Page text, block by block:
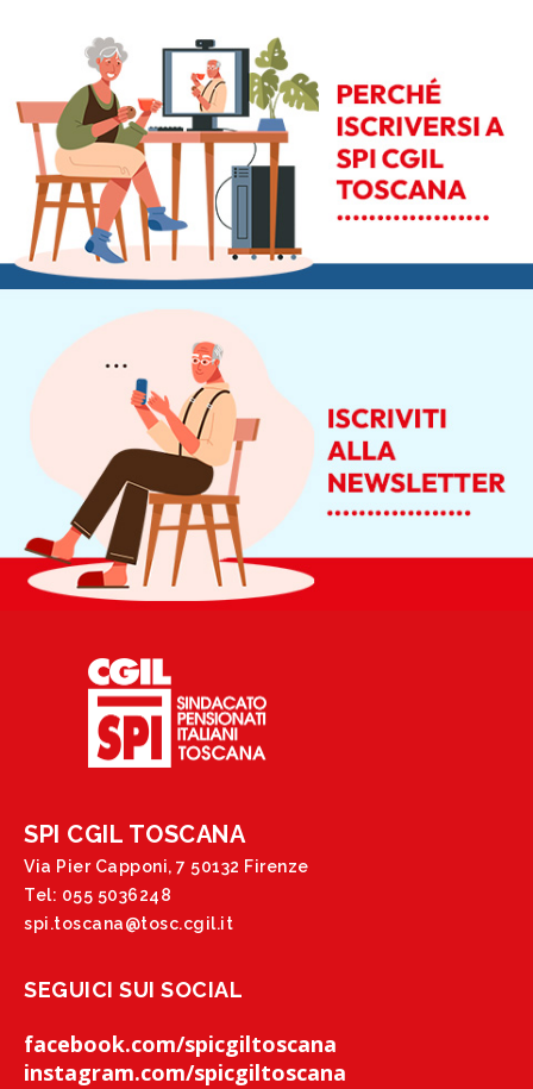
SPI CGIL TOSCANA
Via Pier Capponi, 7 50132 Firenze
Tel: 055 5036248
spi.toscana@tosc.cgil.it
SEGUICI SUI SOCIAL
facebook.com/spicgiltoscana
instagram.com/spicgiltoscana